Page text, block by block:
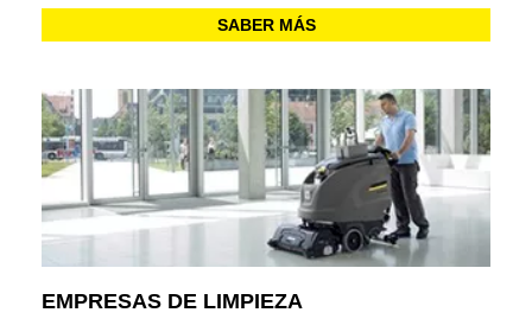
SABER MÁS
EMPRESAS DE LIMPIEZA